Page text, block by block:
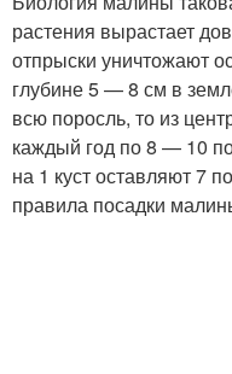
растения вырастает
отпрыски уничтожают
глубине 5 — 8 см в
всю поросль, то из
каждый год по 8 — 10
на 1 куст оставляют 7
правила посадки